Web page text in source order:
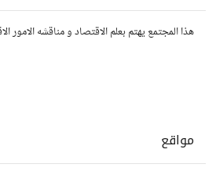
هذا المجتمع يهتم بعلم الاقتصاد و مناقشه الامور
مواقع